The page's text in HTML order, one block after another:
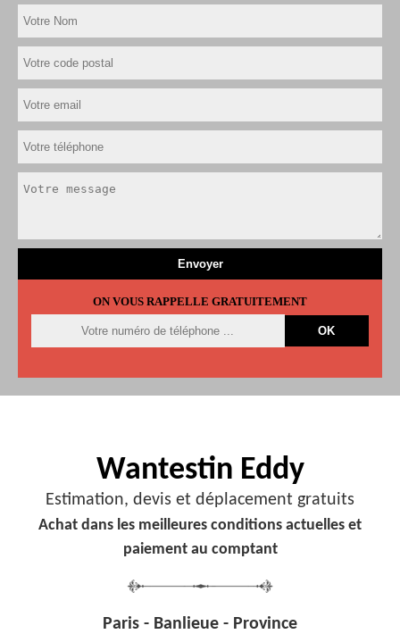
ON VOUS RAPPELLE GRATUITEMENT
Wantestin Eddy
Estimation, devis et déplacement gratuits
Achat dans les meilleures conditions actuelles et
paiement au comptant
Paris - Banlieue - Province